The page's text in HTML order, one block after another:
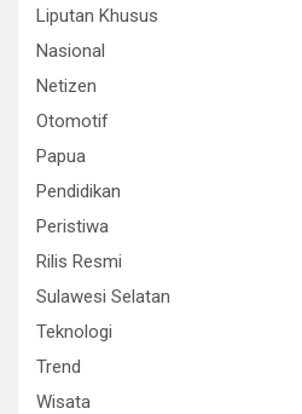
Liputan Khusus
Nasional
Netizen
Otomotif
Papua
Pendidikan
Peristiwa
Rilis Resmi
Sulawesi Selatan
Teknologi
Trend
Wisata